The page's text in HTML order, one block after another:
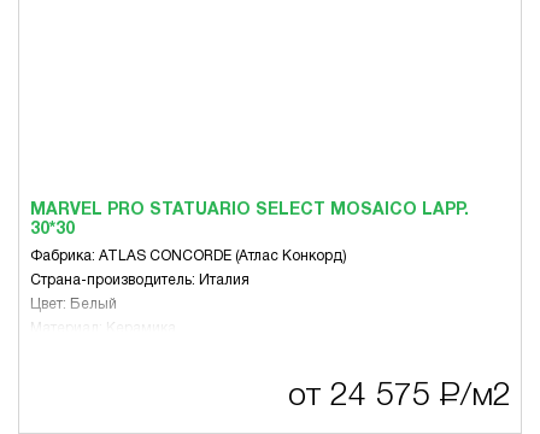
MARVEL PRO STATUARIO SELECT MOSAICO LAPP.
30*30
Фабрика: ATLAS CONCORDE (Атлас Конкорд)
Страна-производитель: Италия
Цвет: Белый
Материал: Керамика
от 24 575 Р/м2